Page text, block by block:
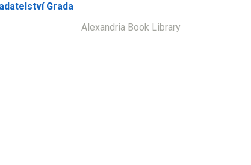
Grada
Alexandria Book Library